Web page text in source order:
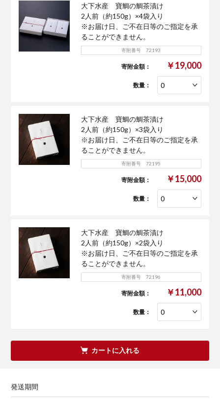
大下水産 寶鯛の鯛茶漬け
2人前（約150g）×4袋入り
※お届け日、ご不在日等のご指定を承
ることができません。
寄附番号 72193
寄附金額： ￥19,000
数量：
大下水産 寶鯛の鯛茶漬け
2人前（約150g）×3袋入り
※お届け日、ご不在日等のご指定を承
ることができません。
寄附番号 72195
寄附金額： ￥15,000
数量：
大下水産 寶鯛の鯛茶漬け
2人前（約150g）×2袋入り
※お届け日、ご不在日等のご指定を承
ることができません。
寄附番号 72196
寄附金額： ￥11,000
数量：
カートに入れる
発送期間